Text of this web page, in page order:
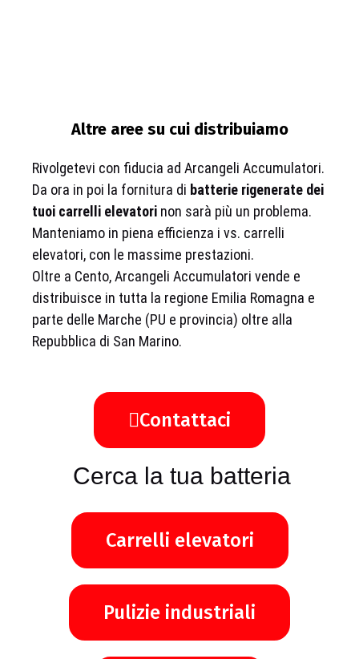
Altre aree su cui distribuiamo
Rivolgetevi con fiducia ad Arcangeli Accumulatori.
Da ora in poi la fornitura di batterie rigenerate dei
tuoi carrelli elevatori non sarà più un problema.
Manteniamo in piena efficienza i vs. carrelli
elevatori, con le massime prestazioni.
Oltre a Cento, Arcangeli Accumulatori vende e
distribuisce in tutta la regione Emilia Romagna e
parte delle Marche (PU e provincia) oltre alla
Repubblica di San Marino.
Contattaci
Cerca la tua batteria
Carrelli elevatori
Pulizie industriali